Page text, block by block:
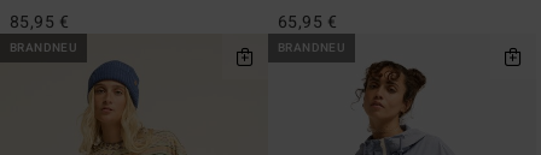
85,95 € 65,95 €
BRANDNEU BRANDNEU